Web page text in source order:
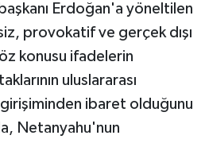
Erdoğan'a yöneltilen
provokatif ve gerçek dışı
konusu ifadelerin
uluslararası
girişiminden ibaret olduğunu
Netanyahu'nun